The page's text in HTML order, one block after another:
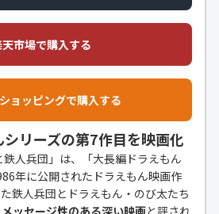
市場で購入する
ョッピングで購入する
リーズの第7作目を映画化
鉄人兵団」は、「大長編ドラえもん
年に公開されたドラえもん映画作
鉄人兵団とドラえもん・のび太たち